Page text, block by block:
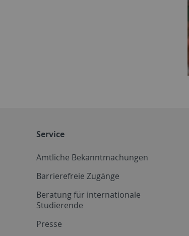
Service
Amtliche Bekanntmachungen
Barrierefreie Zugänge
Beratung für internationale
Studierende
Presse